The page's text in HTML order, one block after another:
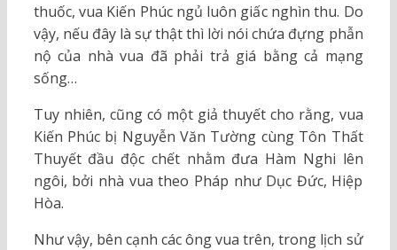
thuốc, vua Kiến Phúc ngủ luôn giấc nghìn thu. Do
vậy, nếu đây là sự thật thì lời nói chứa đựng phẫn
nộ của nhà vua đã phải trả giá bằng cả mạng
sống…
Tuy nhiên, cũng có một giả thuyết cho rằng, vua
Kiến Phúc bị Nguyễn Văn Tường cùng Tôn Thất
Thuyết đầu độc chết nhằm đưa Hàm Nghi lên
ngôi, bởi nhà vua theo Pháp như Dục Đức, Hiệp
Hòa.
Như vậy, bên cạnh các ông vua trên, trong lịch sử